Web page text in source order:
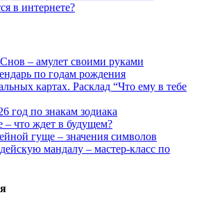
в интернете?
– амулет своими руками
по годам рождения
картах. Расклад “Что ему в тебе
год по знакам зодиака
– что ждет в будущем?
гуще – значения символов
мандалу – мастер-класс по